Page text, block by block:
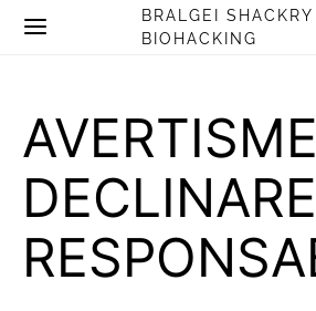
BRALGEI SHACKRY
BIOHACKING